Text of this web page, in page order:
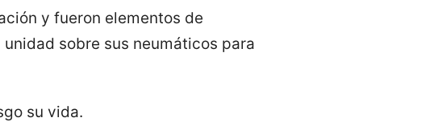
y fueron elementos de
sobre sus neumáticos para
su vida.